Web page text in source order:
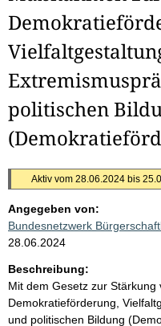
politischen
Aktiv vom 28.06.2024 bis
Angegeben von:
Bundesnetzwerk
28.06.2024
Beschreibung:
Mit dem Gesetz zur
Demokratieförderung,
und politischen Bildung